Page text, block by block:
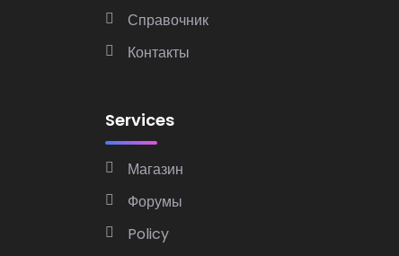
Справочник
Контакты
Services
Магазин
Форумы
Policy